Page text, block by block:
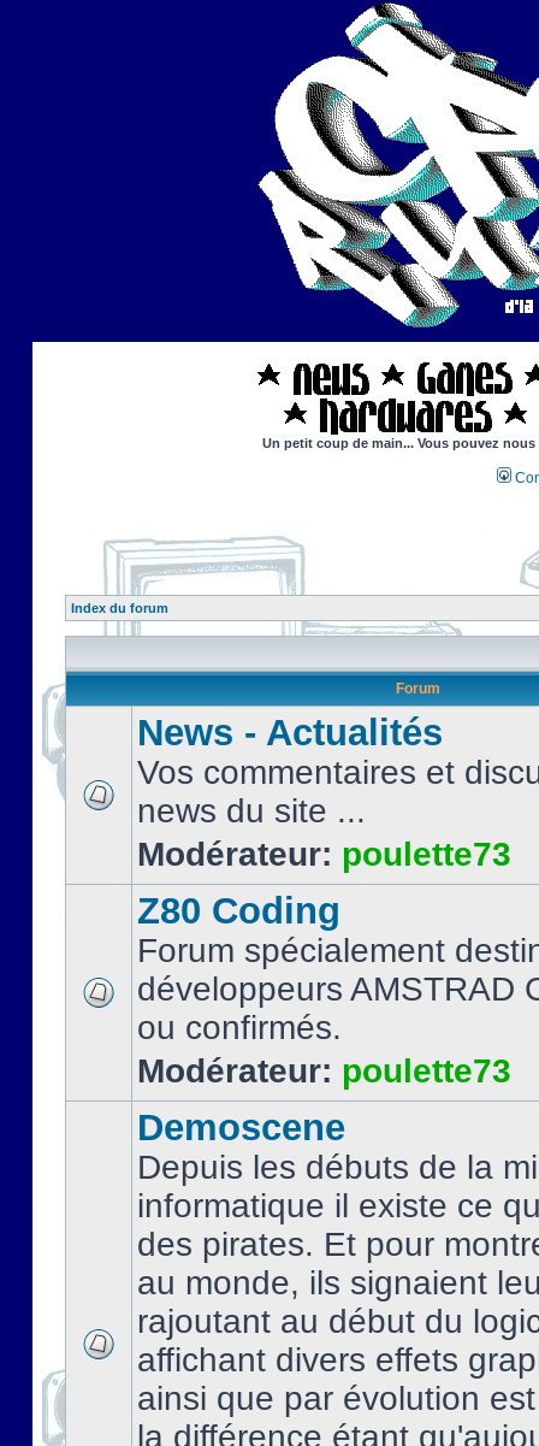
Un petit coup de main... Vous pouvez
Index du forum
Forum
News - Actualités
Vos commentaires et
news du site ...
Modérateur: poulette73
Z80 Coding
Forum spécialement
développeurs AMSTRAD
ou confirmés.
Modérateur: poulette73
Demoscene
Depuis les débuts de la
informatique il existe ce
des pirates. Et pour
au monde, ils signaient
rajoutant au début du
affichant divers effets
ainsi que par évolution
la différence étant